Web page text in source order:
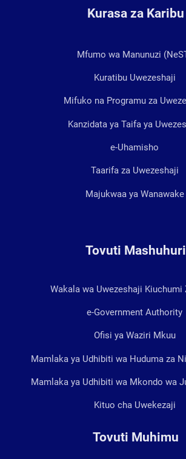
Kurasa za Karibu
Mfumo wa Manunuzi
Kuratibu Uwezeshaji
Mifuko na Programu za
Kanzidata ya Taifa ya
e-Uhamisho
Taarifa za Uwezeshaji
Majukwaa ya Wanawake
Tovuti Mashuhuri
Wakala wa Uwezeshaji Kiuchumi
e-Government Authority
Ofisi ya Waziri Mkuu
Mamlaka ya Udhibiti wa Huduma za
Mamlaka ya Udhibiti wa Mkondo wa
Kituo cha Uwekezaji
Tovuti Muhimu